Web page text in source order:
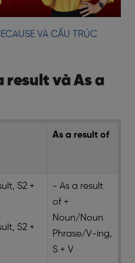
VÀ CẤU TRÚC
result và As a
As a result of
S2 +
S2 +
- As a result
of +
Noun/Noun
Phrase/V-ing,
S + V